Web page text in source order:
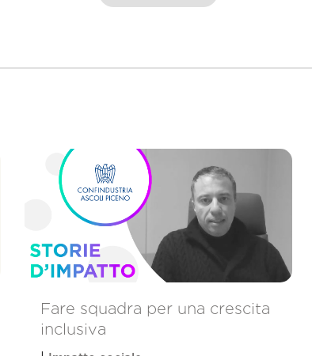
Fare squadra per una crescita
inclusiva